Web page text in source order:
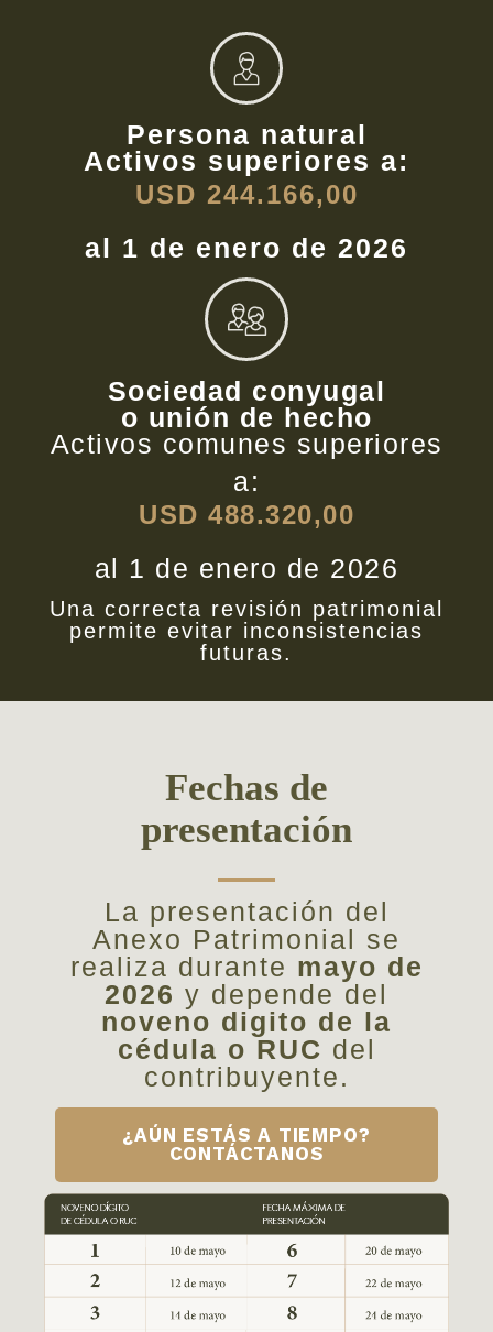
Persona natural
Activos superiores a:
USD 244.166,00
al 1 de enero de 2026
Sociedad conyugal
o unión de hecho
Activos comunes superiores
a:
USD 488.320,00
al 1 de enero de 2026
Una correcta revisión patrimonial
permite evitar inconsistencias
futuras.
Fechas de
presentación
La presentación del
Anexo Patrimonial se
realiza durante mayo de
2026 y depende del
noveno digito de la
cédula o RUC del
contribuyente.
¿AÚN ESTÁS A TIEMPO?
CONTÁCTANOS